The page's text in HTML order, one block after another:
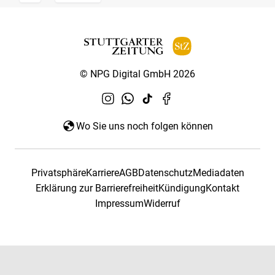
© NPG Digital GmbH 2026
Wo Sie uns noch folgen können
PrivatsphäreKarriereAGBDatenschutzMediadaten
Erklärung zur BarrierefreiheitKündigungKontakt
ImpressumWiderruf